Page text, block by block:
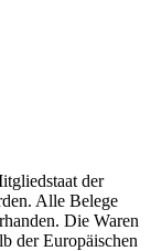
der
Alle Belege
Die Waren
der Europäischen